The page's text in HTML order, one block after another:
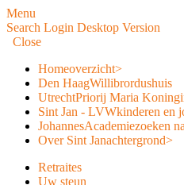
Menu
Search Login Desktop Version
Close
Homeoverzicht>
Den HaagWillibrordushuis
UtrechtPriorij Maria
Sint Jan - LVWkinderen en
JohannesAcademiezoeken
Over Sint Janachtergrond>
Retraites
Uw steun